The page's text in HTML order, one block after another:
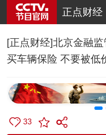
正点财经
[正点财经]北京金融
买车辆保险 不要被低
33